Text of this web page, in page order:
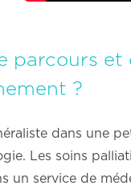
parcours
?
dans une
Les soins
un service de